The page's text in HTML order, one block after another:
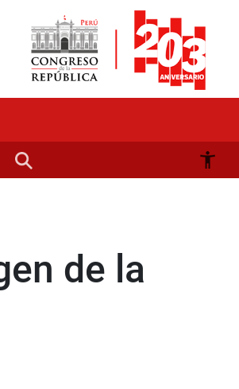
de la